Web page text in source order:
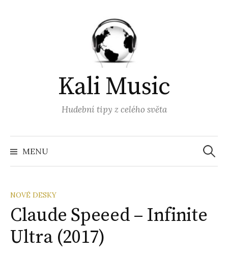
Kali Music
Hudební tipy z celého světa
MENU
NOVÉ DESKY
Claude Speeed – Infinite
Ultra (2017)